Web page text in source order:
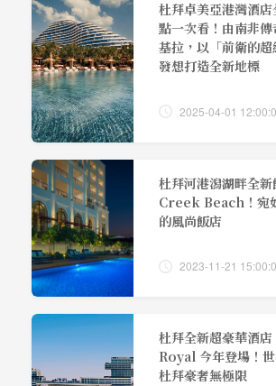
杜拜卓美亞港灣酒
點一次看！由南非傳
基拉，以「前衛的
發想打造全新地標
2025-04-01
杜拜河港潟湖畔全
Creek Beach！宛
的風尚飯店
2023-11-21
杜拜全新超豪華酒
Royal 今年登場！世
杜拜豪奢無極限